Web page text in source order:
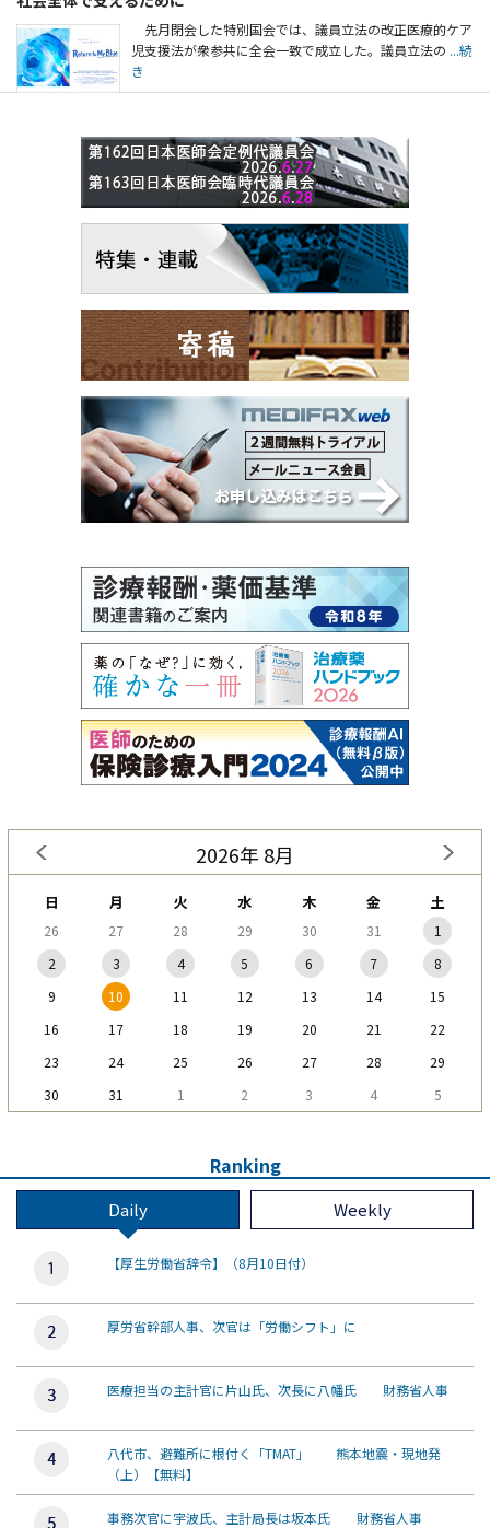
先月閉会した特別国会では、議員立法の改正医療的ケア
児支援法が衆参共に全会一致で成立した。議員立法の ...続
き
2026年 8月
日 月 火 水 木 金 土
26 27 28 29 30 31
1
2
3 4 5 6 7
8
9
10 11 12 13 14
15
16
17 18 19 20 21
22
23
24 25 26 27 28
29
30
31 1 2 3 4 5
Ranking
Daily Weekly
【厚生労働省辞令】（8月10日付）
厚労省幹部人事、次官は「労働シフト」に
医療担当の主計官に片山氏、次長に八幡氏 財務省人事
八代市、避難所に根付く「TMAT」 熊本地震・現地発
（上）【無料】
事務次官に宇波氏、主計局長は坂本氏 財務省人事